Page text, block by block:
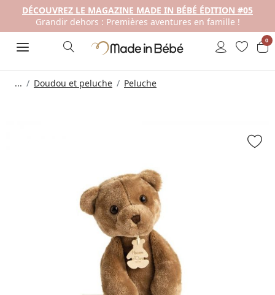
DÉCOUVREZ LE MAGAZINE MADE IN BÉBÉ ÉDITION #05
Grandir dehors : Premières aventures en famille !
0
... Doudou et peluche Peluche